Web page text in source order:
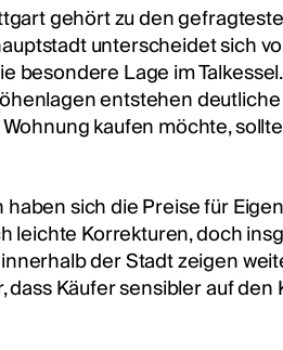
gehört zu den
unterscheidet sich
besondere Lage im
entstehen
kaufen möchte,
sich die Preise für
leichte Korrekturen, doch
der Stadt zeigen
Käufer sensibler auf